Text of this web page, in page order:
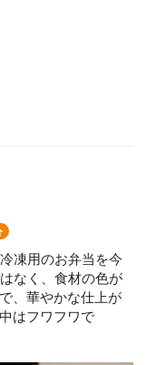
凍用のお弁当を今
なく、食材の色が
、華やかな仕上が
はフワフワで